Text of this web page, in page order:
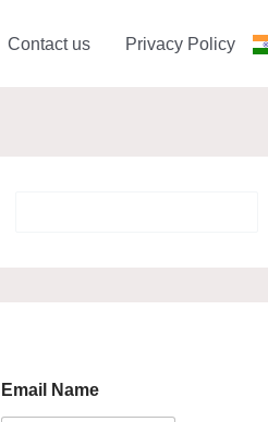
Contact us Privacy Policy
Email Name